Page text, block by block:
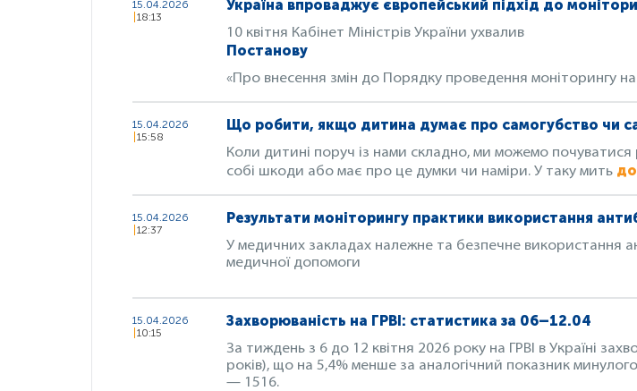
15.04.2026
18:13
Україна впроваджує європейський підхід до
10 квітня Кабінет Міністрів України ухвалив
Постанову
«Про внесення змін до Порядку проведення моніторингу
15.04.2026
15:58
Що робити, якщо дитина думає про самогубство чи
Коли дитині поруч із нами складно, ми можемо
собі шкоди або має про це думки чи наміри. У таку мить
15.04.2026
12:37
Результати моніторингу практики використання
У медичних закладах належне та безпечне використання
медичної допомоги
15.04.2026
10:15
Захворюваність на ГРВІ: статистика за 06–12.04
За тиждень з 6 до 12 квітня 2026 року на ГРВІ в Україні
років), що на 5,4% менше за аналогічний показник
— 1516.